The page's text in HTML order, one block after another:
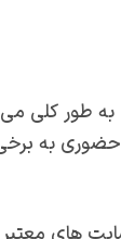
به طور کلی
به